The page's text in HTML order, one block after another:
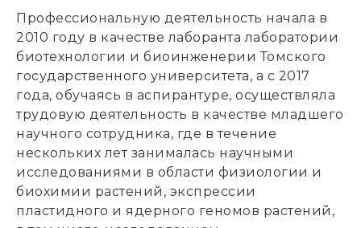
Профессиональную деятельность начала в
2010 году в качестве лаборанта лаборатории
биотехнологии и биоинженерии Томского
государственного университета, а с 2017
года, обучаясь в аспирантуре, осуществляла
трудовую деятельность в качестве младшего
научного сотрудника, где в течение
нескольких лет занималась научными
исследованиями в области физиологии и
биохимии растений, экспрессии
пластидного и ядерного геномов растений,